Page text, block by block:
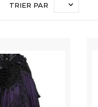
TRIER PAR 